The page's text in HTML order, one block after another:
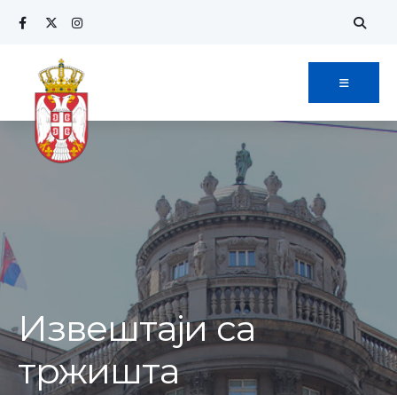
Извештаји са
тржишта